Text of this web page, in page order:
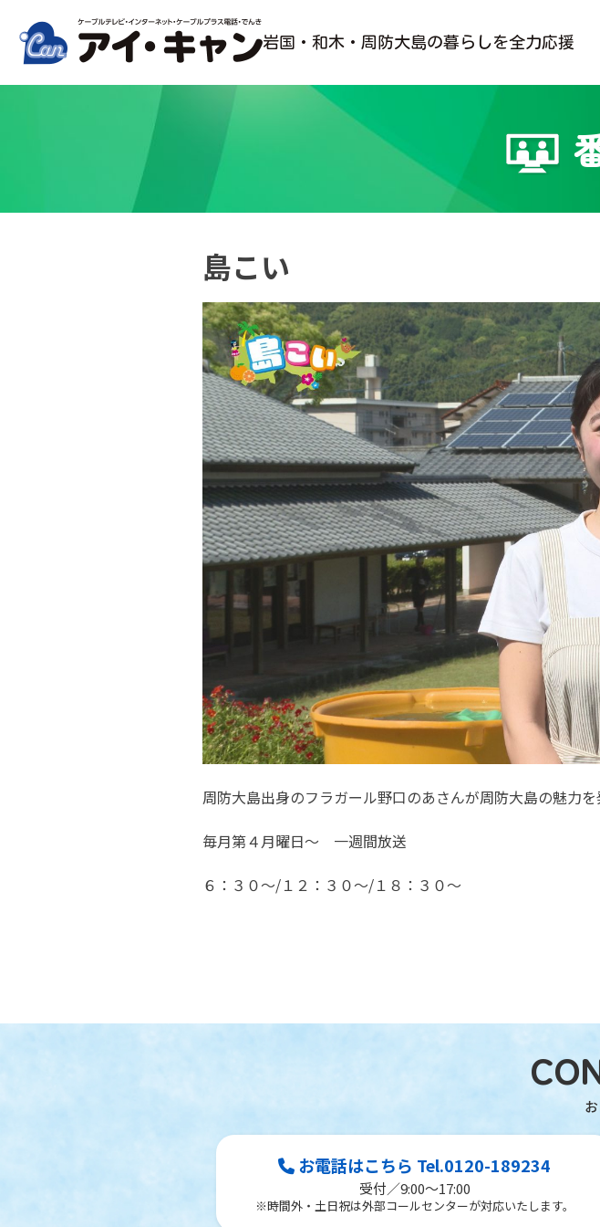
content
岩国・和木・周防大島の暮らしを全力応援
島こい
周防大島出身のフラガール野口のあさんが周防大島の魅力を
毎月第４月曜日～ 一週間放送
６：３０～/１２：３０～/１８：３０～
お電話はこちら Tel.0120-189234
受付／9:00～17:00
※時間外・土日祝は外部コールセンターが対応いたします。